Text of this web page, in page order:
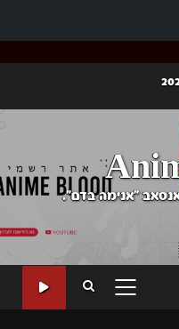
"אנימה בדם".
PRIMARY